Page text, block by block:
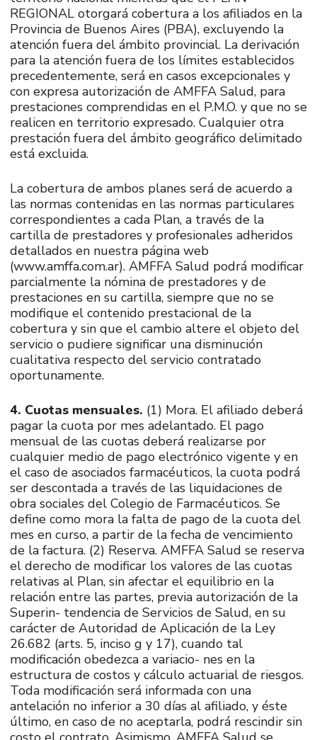
REGIONAL otorgará cobertura a los afiliados en la
Provincia de Buenos Aires (PBA), excluyendo la
atención fuera del ámbito provincial. La derivación
para la atención fuera de los límites establecidos
precedentemente, será en casos excepcionales y
con expresa autorización de AMFFA Salud, para
prestaciones comprendidas en el P.M.O. y que no se
realicen en territorio expresado. Cualquier otra
prestación fuera del ámbito geográfico delimitado
está excluida.
La cobertura de ambos planes será de acuerdo a
las normas contenidas en las normas particulares
correspondientes a cada Plan, a través de la
cartilla de prestadores y profesionales adheridos
detallados en nuestra página web
(www.amffa.com.ar). AMFFA Salud podrá modificar
parcialmente la nómina de prestadores y de
prestaciones en su cartilla, siempre que no se
modifique el contenido prestacional de la
cobertura y sin que el cambio altere el objeto del
servicio o pudiere significar una disminución
cualitativa respecto del servicio contratado
oportunamente.
4. Cuotas mensuales. (1) Mora. El afiliado deberá
pagar la cuota por mes adelantado. El pago
mensual de las cuotas deberá realizarse por
cualquier medio de pago electrónico vigente y en
el caso de asociados farmacéuticos, la cuota podrá
ser descontada a través de las liquidaciones de
obra sociales del Colegio de Farmacéuticos. Se
define como mora la falta de pago de la cuota del
mes en curso, a partir de la fecha de vencimiento
de la factura. (2) Reserva. AMFFA Salud se reserva
el derecho de modificar los valores de las cuotas
relativas al Plan, sin afectar el equilibrio en la
relación entre las partes, previa autorización de la
Superin- tendencia de Servicios de Salud, en su
carácter de Autoridad de Aplicación de la Ley
26.682 (arts. 5, inciso g y 17), cuando tal
modificación obedezca a variacio- nes en la
estructura de costos y cálculo actuarial de riesgos.
Toda modificación será informada con una
antelación no inferior a 30 días al afiliado, y éste
último, en caso de no aceptarla, podrá rescindir sin